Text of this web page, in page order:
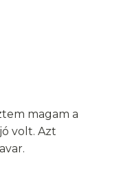
magam a
volt. Azt